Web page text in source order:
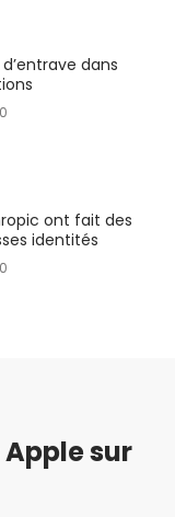
dans
ont fait des
identités
sur